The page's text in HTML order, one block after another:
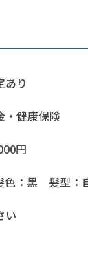
あり
・健康保険
円
色：黒 髪型：
い